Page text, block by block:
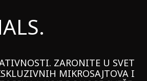
ZARONITE U SVET
MIKROSAJTOVA I